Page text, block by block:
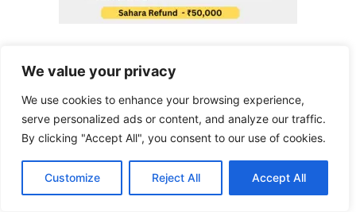
We value your privacy
We use cookies to enhance your browsing experience,
serve personalized ads or content, and analyze our traffic.
By clicking "Accept All", you consent to our use of cookies.
Customize Reject All Accept All
be launched soon. Sahara Refund Portal
latest news. #sahara